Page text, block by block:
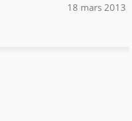
18 mars 2013